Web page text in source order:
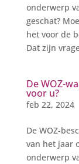
onderwerp
geschat?
het voor de
Dat zijn
De WOZ-
voor u?
feb 22, 2024
De WOZ-
van het jaar
onderwerp